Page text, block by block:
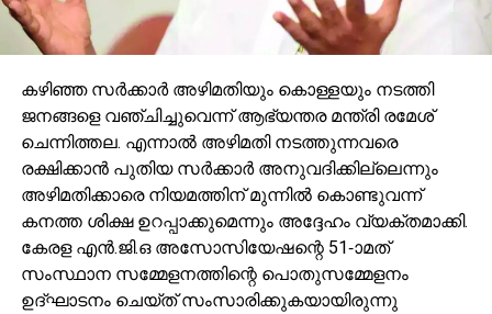
കഴിഞ്ഞ സര്ക്കാര്അഴിമതിയും കൊള്ളയും നടത്തി
ജനങ്ങളെ വഞ്ചിച്ചുവെന്ന് ആഭ്യന്തര മന്ത്രി രമേശ്
ചെന്നിത്തല. എന്നാല്അഴിമതി നടത്തുന്നവരെ
രക്ഷിക്കാന്പുതിയ സര്ക്കാര്അനുവദിക്കില്ലെന്നും
അഴിമതിക്കാരെ നിയമത്തിന് മുന്നില്കൊണ്ടുവന്ന്
കനത്ത ശിക്ഷ ഉറപ്പാക്കുമെന്നും അദ്ദേഹം വ്യക്തമാക്കി.
കേരള എന്.ജി.ഒ അസോസിയേഷന്റെ 51-ാമത്
സംസ്ഥാന സമ്മേളനത്തിന്റെ പൊതുസമ്മേളനം
ഉദ്ഘാടനം ചെയ്ത് സംസാരിക്കുകയായിരുന്നു